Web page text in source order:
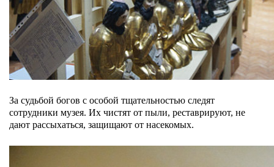
За судьбой богов с особой тщательностью следят
сотрудники музея. Их чистят от пыли, реставрируют, не
дают рассыхаться, защищают от насекомых.